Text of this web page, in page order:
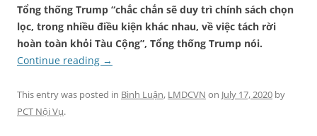
Tổng thống Trump “chắc chắn sẽ duy trì chính sách chọn
lọc, trong nhiều điều kiện khác nhau, về việc tách rời
hoàn toàn khỏi Tàu Cộng”, Tổng thống Trump nói.
Continue reading →
This entry was posted in Bình Luận, LMDCVN on July 17, 2020 by
PCT Nội Vụ.